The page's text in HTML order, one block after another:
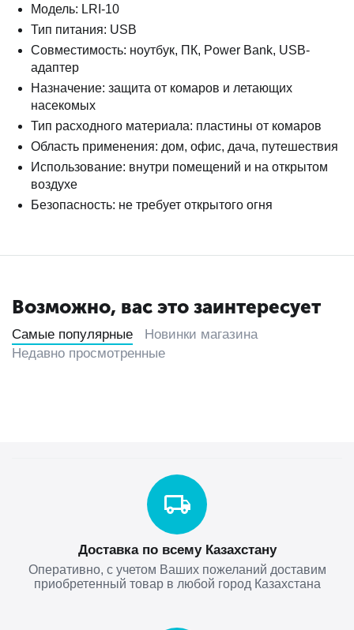
Модель: LRI-10
Тип питания: USB
Совместимость: ноутбук, ПК, Power Bank, USB-
адаптер
Назначение: защита от комаров и летающих
насекомых
Тип расходного материала: пластины от комаров
Область применения: дом, офис, дача, путешествия
Использование: внутри помещений и на открытом
воздухе
Безопасность: не требует открытого огня
Возможно, вас это заинтересует
Самые популярные
Новинки магазина
Недавно просмотренные
Доставка по всему Казахстану
Оперативно, с учетом Ваших пожеланий доставим
приобретенный товар в любой город Казахстана